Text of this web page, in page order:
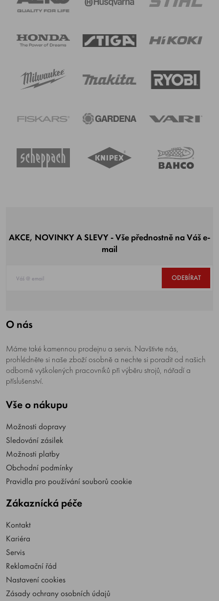
AKCE, NOVINKY A SLEVY - Vše přednostně na Váš e-
mail
ODEBÍRAT
O nás
Máme také kamennou prodejnu a servis. Navštivte nás,
prohlédněte si naše zboží osobně a nechte si poradit od našich
odborně vyškolených pracovníků při výběru strojů, nářadí a
příslušenství.
Vše o nákupu
Možnosti dopravy
Sledování zásilek
Možnosti platby
Obchodní podmínky
Pravidla pro používání souborů cookie
Zákaznícká péče
Kontakt
Kariéra
Servis
Reklamační řád
Nastavení cookies
Zásady ochrany osobních údajů